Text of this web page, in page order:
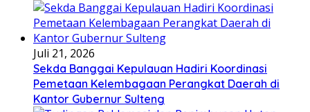
Juli 21, 2026
Sekda Banggai Kepulauan Hadiri Koordinasi
Pemetaan Kelembagaan Perangkat Daerah di
Kantor Gubernur Sulteng